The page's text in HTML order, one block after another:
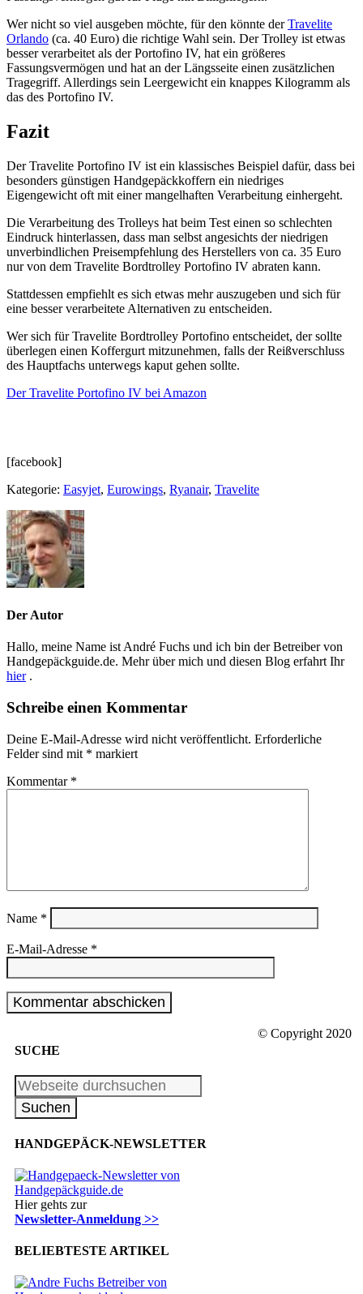
Wer nicht so viel ausgeben möchte, für den könnte derTravelite
Orlando (ca. 40 Euro) die richtige Wahl sein. Der Trolley ist etwas
besser verarbeitet als der Portofino IV, hat ein größeres
Fassungsvermögen und hat an der Längsseite einen zusätzlichen
Tragegriff. Allerdings sein Leergewicht ein knappes Kilogramm als
das des Portofino IV.
Fazit
Der Travelite Portofino IV ist ein klassisches Beispiel dafür, dass bei
besonders günstigen Handgepäckkoffern ein niedriges
Eigengewicht oft mit einer mangelhaften Verarbeitung einhergeht.
Die Verarbeitung des Trolleys hat beim Test einen so schlechten
Eindruck hinterlassen, dass man selbst angesichts der niedrigen
unverbindlichen Preisempfehlung des Herstellers von ca. 35 Euro
nur von dem Travelite Bordtrolley Portofino IV abraten kann.
Stattdessen empfiehlt es sich etwas mehr auszugeben und sich für
eine besser verarbeitete Alternativen zu entscheiden.
Wer sich für Travelite Bordtrolley Portofino entscheidet, der sollte
überlegen einen Koffergurt mitzunehmen, falls der Reißverschluss
des Hauptfachs unterwegs kaput gehen sollte.
Der Travelite Portofino IV bei Amazon
[facebook]
Kategorie: Easyjet, Eurowings, Ryanair, Travelite
Der Autor
Hallo, meine Name ist André Fuchs und ich bin der Betreiber von
Handgepäckguide.de. Mehr über mich und diesen Blog erfahrt Ihr
hier.
Schreibe einen Kommentar
Deine E-Mail-Adresse wird nicht veröffentlicht. Erforderliche
Felder sind mit * markiert
Kommentar *
Name *
E-Mail-Adresse *
SUCHE
HANDGEPÄCK-NEWSLETTER
Hier gehts zur
Newsletter-Anmeldung >>
BELIEBTESTE ARTIKEL
© Copyright 2020